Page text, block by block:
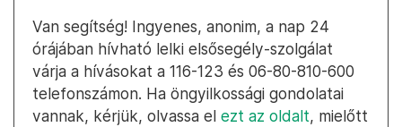
Van segítség! Ingyenes, anonim, a nap 24
órájában hívható lelki elsősegély-szolgálat
várja a hívásokat a 116-123 és 06-80-810-600
telefonszámon. Ha öngyilkossági gondolatai
vannak, kérjük, olvassa el ezt az oldalt, mielőtt